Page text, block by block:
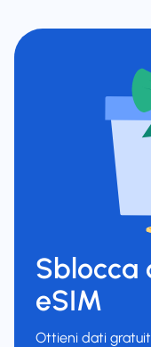
Sblocca
eSIM
Ottieni dati